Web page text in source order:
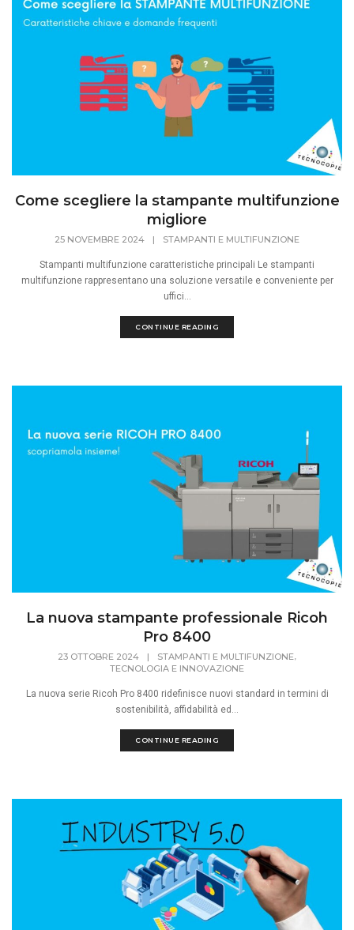
Come scegliere la stampante multifunzione
migliore
25 NOVEMBRE 2024 | STAMPANTI E MULTIFUNZIONE
Stampanti multifunzione caratteristiche principali Le stampanti
multifunzione rappresentano una soluzione versatile e conveniente per
uffici...
CONTINUE READING
La nuova stampante professionale Ricoh
Pro 8400
23 OTTOBRE 2024 | STAMPANTI E MULTIFUNZIONE
TECNOLOGIA E INNOVAZIONE
La nuova serie Ricoh Pro 8400 ridefinisce nuovi standard in termini di
sostenibilità, affidabilità ed...
CONTINUE READING